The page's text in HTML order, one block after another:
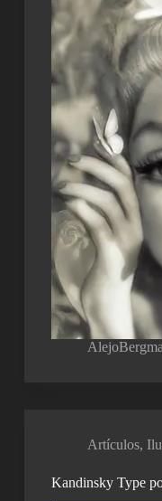
Artículos,
Kandinsky Type